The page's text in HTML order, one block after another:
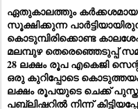
ഏതുകാലത്തും
സൂക്ഷിക്കുന്ന
കൊടുമ്പിരിക്കൊണ്ട
മലമ്പുഴ തെരെഞ്ഞെടുപ്പ്
28 ലക്ഷം രൂപ എകെജി
ഒരു കുറിപ്പോടെ
ലക്ഷം രൂപയുടെ ചെക്ക്
പബ്ലിഷറിൽ നിന്ന്